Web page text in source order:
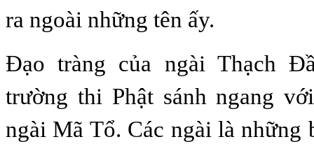
ra ngoài những tên ấy.
Đạo tràng của ngài Thạch
trường thi Phật sánh ngang
ngài Mã Tổ. Các ngài là những